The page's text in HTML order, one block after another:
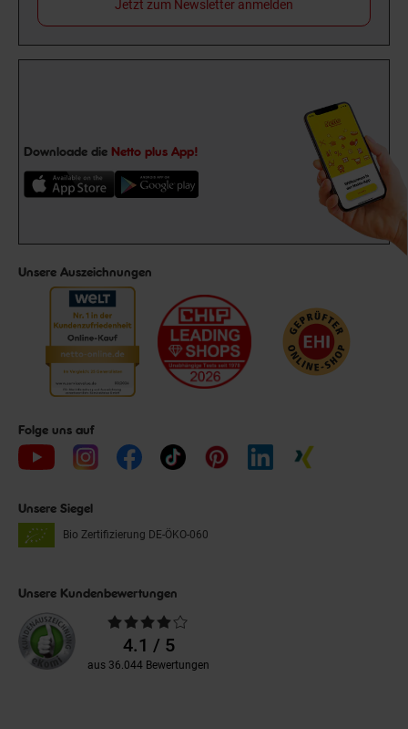
Jetzt zum Newsletter anmelden
Downloade die Netto plus App!
Unsere Auszeichnungen
Folge uns auf
Unsere Siegel
Bio Zertifizierung DE-ÖKO-060
Unsere Kundenbewertungen
Durchschnittliche
Bewertungen4.1 / 5
aus 36.044 Bewertungen